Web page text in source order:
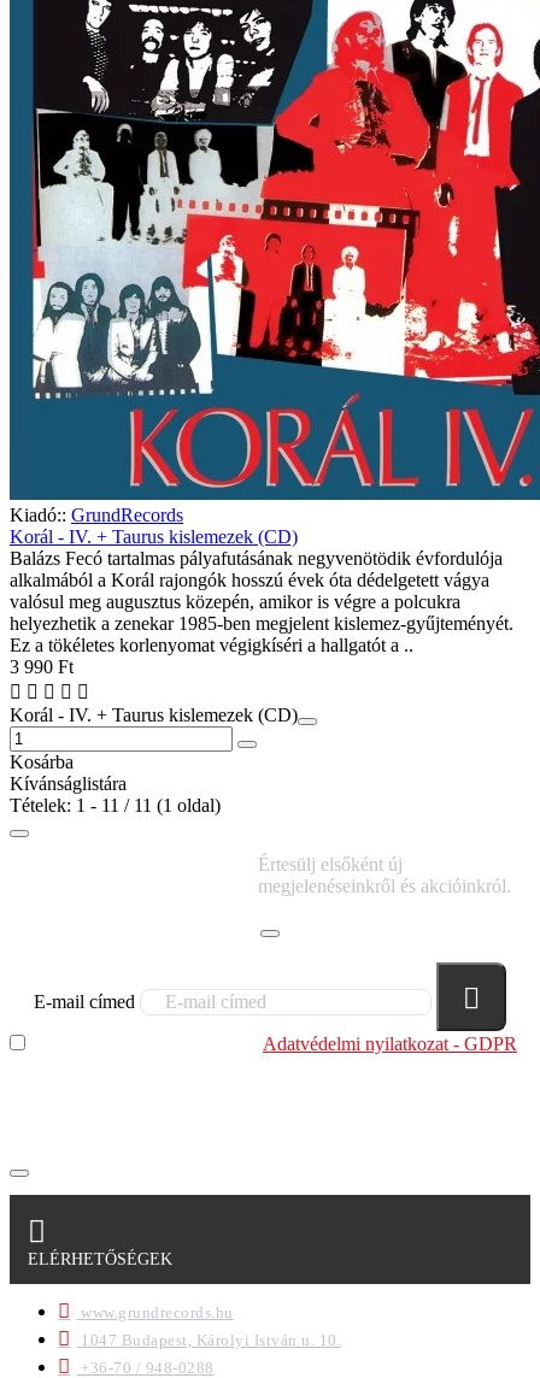
Kiadó:: GrundRecords
Korál - IV. + Taurus kislemezek (CD)
Balázs Fecó tartalmas pályafutásának negyvenötödik évfordulója
alkalmából a Korál rajongók hosszú évek óta dédelgetett vágya
valósul meg augusztus közepén, amikor is végre a polcukra
helyezhetik a zenekar 1985-ben megjelent kislemez-gyűjteményét.
Ez a tökéletes korlenyomat végigkíséri a hallgatót a ..
3 990 Ft
Korál - IV. + Taurus kislemezek (CD)
Kosárba
Kívánságlistára
Tételek: 1 - 11 / 11 (1 oldal)
Értesülj elsőként új
megjelenéseinkről és akcióinkról.
E-mail címed
Adatvédelmi nyilatkozat - GDPR
ELÉRHETŐSÉGEK
www.grundrecords.hu
1047 Budapest, Károlyi István u. 10.
+36-70 / 948-0288